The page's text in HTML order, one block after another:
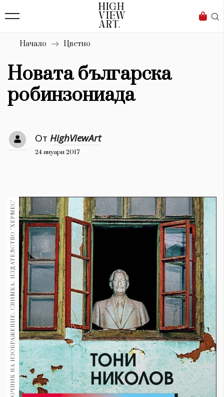
Бизнес
Мода
Dialogue
Изкуство
4339
Красота
777
Книги 1188
30+ 1970
Гурме 1709
Пътувай
237
Здраве 389
Gentlemen
382
Wellness
Начало Цветно
Новата българска
робинзониада
От HighViewArt
24 януари 2017
ИЗТОЧНИК НА ИЗОБРАЖЕНИЕ: СНИМКА: ИЗДАТЕЛСТВО "ХЕРМЕС"